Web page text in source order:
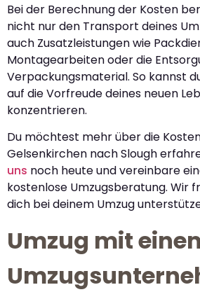
Bei der Berechnung der Kosten
nicht nur den Transport deines
auch Zusatzleistungen wie
Montagearbeiten oder die
Verpackungsmaterial. So kannst
auf die Vorfreude deines neuen
konzentrieren.
Du möchtest mehr über die
Gelsenkirchen nach Slough
uns noch heute und vereinbare
kostenlose Umzugsberatung. Wir
dich bei deinem Umzug
Umzug mit